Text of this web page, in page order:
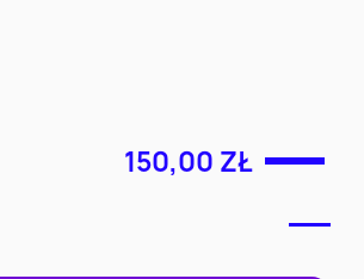
150,00 ZŁ